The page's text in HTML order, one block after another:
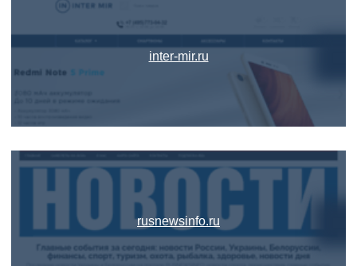
inter-mir.ru
rusnewsinfo.ru